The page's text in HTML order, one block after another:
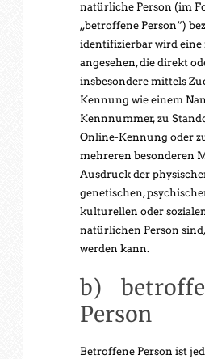
natürliche Person (im
„betroffene Person“)
identifizierbar wird eine
angesehen, die direkt
insbesondere mittels
Kennung wie einem
Kennnummer, zu
Online-Kennung oder
mehreren besonderen
Ausdruck der
genetischen,
kulturellen oder
natürlichen Person
werden kann.
b)
Person
Betroffene Person ist